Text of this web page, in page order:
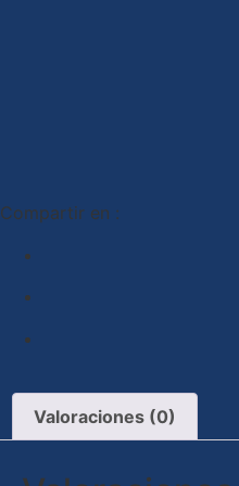
Compartir en :
Valoraciones (0)